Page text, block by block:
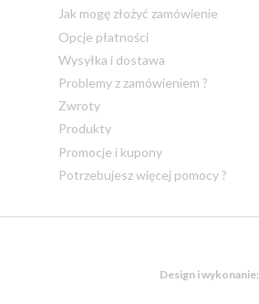
Jak mogę złożyć zamówienie
Opcje płatności
Wysyłka i dostawa
Problemy z zamówieniem ?
Zwroty
Produkty
Promocje i kupony
Potrzebujesz więcej pomocy ?
Design i wykonanie: